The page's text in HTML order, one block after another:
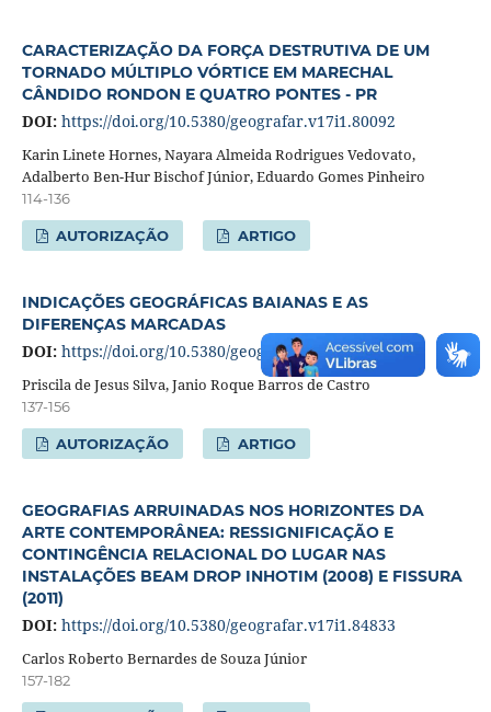
CARACTERIZAÇÃO DA FORÇA DESTRUTIVA DE UM
TORNADO MÚLTIPLO VÓRTICE EM MARECHAL
CÂNDIDO RONDON E QUATRO PONTES - PR
DOI: https://doi.org/10.5380/geografar.v17i1.80092
Karin Linete Hornes, Nayara Almeida Rodrigues Vedovato,
Adalberto Ben-Hur Bischof Júnior, Eduardo Gomes Pinheiro
114-136
AUTORIZAÇÃO ARTIGO
INDICAÇÕES GEOGRÁFICAS BAIANAS E AS
DIFERENÇAS MARCADAS
DOI: https://doi.org/10.5380/geografar.v17i1.82443
Priscila de Jesus Silva, Janio Roque Barros de Castro
137-156
AUTORIZAÇÃO ARTIGO
GEOGRAFIAS ARRUINADAS NOS HORIZONTES DA
ARTE CONTEMPORÂNEA: RESSIGNIFICAÇÃO E
CONTINGÊNCIA RELACIONAL DO LUGAR NAS
INSTALAÇÕES BEAM DROP INHOTIM (2008) E FISSURA
(2011)
DOI: https://doi.org/10.5380/geografar.v17i1.84833
Carlos Roberto Bernardes de Souza Júnior
157-182